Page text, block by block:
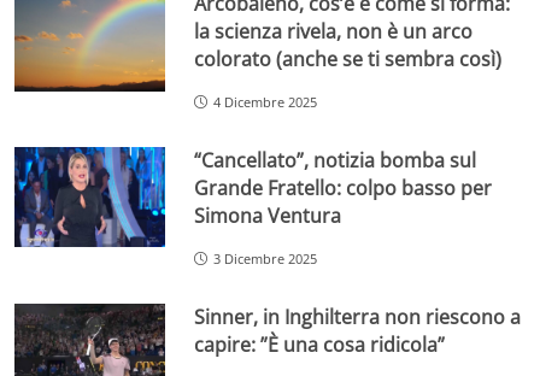
la scienza rivela, non è un arco
colorato (anche se ti sembra così)
4 Dicembre 2025
“Cancellato”, notizia bomba sul
Grande Fratello: colpo basso per
Simona Ventura
3 Dicembre 2025
Sinner, in Inghilterra non riescono a
capire: ”È una cosa ridicola”